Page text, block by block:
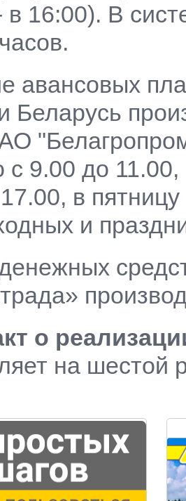
в 16:00). В
авансовых
Беларусь
с 9.00 до
в
и
о
на шестой